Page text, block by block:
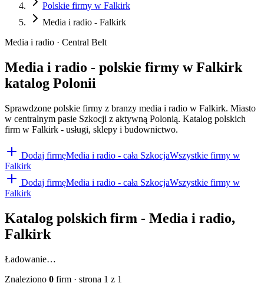
Polskie firmy w Falkirk
Media i radio - Falkirk
Media i radio · Central Belt
Media i radio - polskie firmy w Falkirk
katalog Polonii
Sprawdzone polskie firmy z branzy media i radio w Falkirk. Miasto
w centralnym pasie Szkocji z aktywną Polonią. Katalog polskich
firm w Falkirk - usługi, sklepy i budownictwo.
Dodaj firmęMedia i radio - cała SzkocjaWszystkie firmy w
Falkirk
Dodaj firmęMedia i radio - cała SzkocjaWszystkie firmy w
Falkirk
Katalog polskich firm - Media i radio,
Falkirk
Ładowanie…
Znaleziono 0 firm · strona 1 z 1